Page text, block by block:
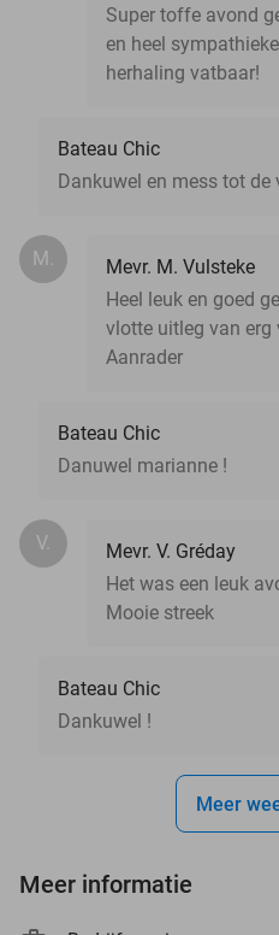
Super toffe avond
en heel
herhaling vatbaar!
Bateau Chic
Dankuwel en mess tot de
M.
Mevr. M. Vulsteke
Heel leuk en goed
vlotte uitleg van erg
Aanrader
Bateau Chic
Danuwel marianne !
V.
Mevr. V. Gréday
Het was een leuk
Mooie streek
Bateau Chic
Dankuwel !
Meer
Meer informatie